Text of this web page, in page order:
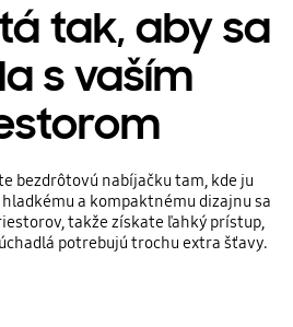
tak, aby sa
s vaším
bezdrôtovú nabíjačku tam, kde ju
a kompaktnému dizajnu sa
takže získate ľahký prístup,
potrebujú trochu extra šťavy.